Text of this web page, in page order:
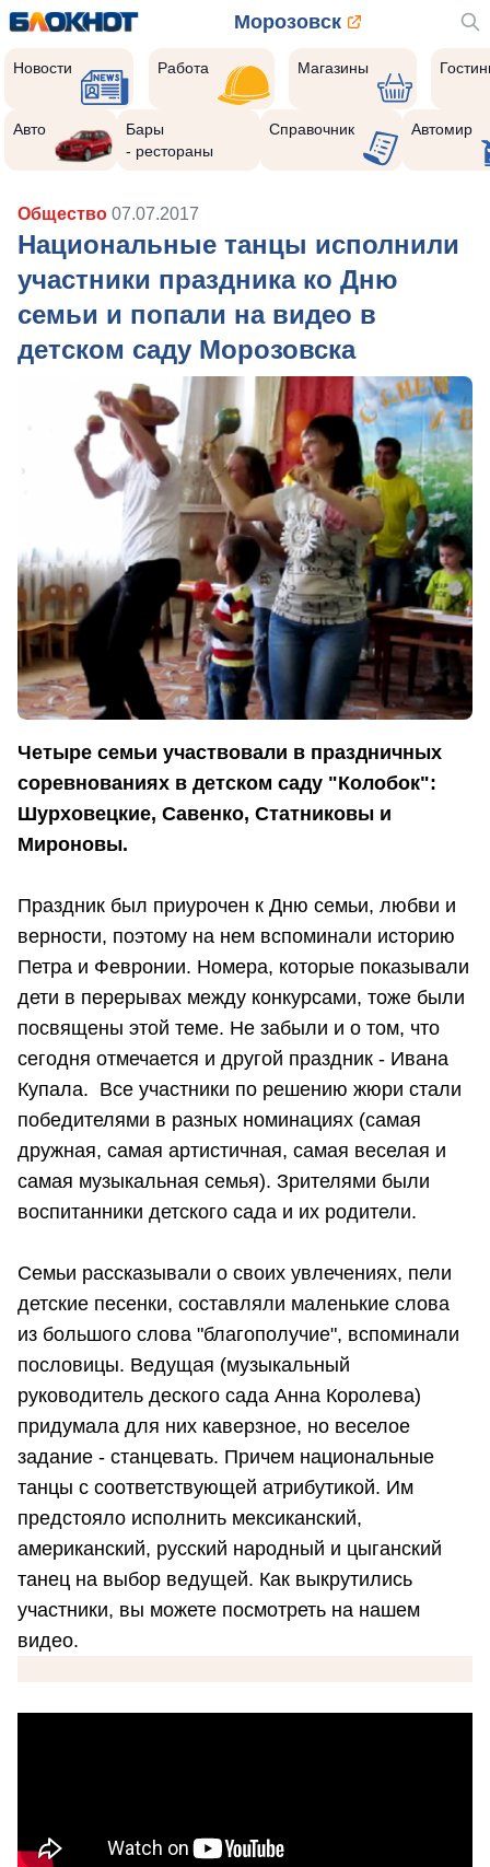
Морозовск
Новости Работа Магазины
Авто
Бары
- рестораны
Справочник Автомир
Общество 07.07.2017
Национальные танцы исполнили
участники праздника ко Дню
семьи и попали на видео в
детском саду Морозовска
Четыре семьи участвовали в праздничных
соревнованиях в детском саду "Колобок":
Шурховецкие, Савенко, Статниковы и
Мироновы.
Праздник был приурочен к Дню семьи, любви и
верности, поэтому на нем вспоминали историю
Петра и Февронии. Номера, которые показывали
дети в перерывах между конкурсами, тоже были
посвящены этой теме. Не забыли и о том, что
сегодня отмечается и другой праздник - Ивана
Купала. Все участники по решению жюри стали
победителями в разных номинациях (самая
дружная, самая артистичная, самая веселая и
самая музыкальная семья). Зрителями были
воспитанники детского сада и их родители.
Семьи рассказывали о своих увлечениях, пели
детские песенки, составляли маленькие слова
из большого слова "благополучие", вспоминали
пословицы. Ведущая (музыкальный
руководитель деского сада Анна Королева)
придумала для них каверзное, но веселое
задание - станцевать. Причем национальные
танцы с соответствующей атрибутикой. Им
предстояло исполнить мексиканский,
американский, русский народный и цыганский
танец на выбор ведущей. Как выкрутились
участники, вы можете посмотреть на нашем
видео.